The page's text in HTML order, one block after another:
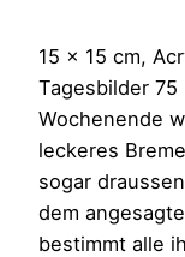
15 x 15 cm,
Tagesbilder 75
Wochenende
leckeres
sogar
dem
bestimmt alle